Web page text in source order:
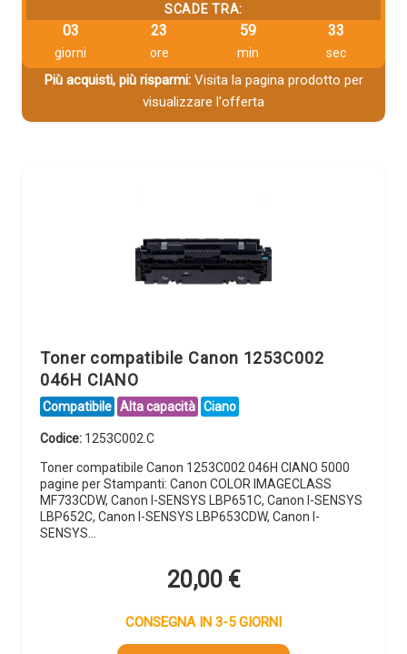
SCADE TRA:
03
giorni
23
ore
59
min
32
sec
Più acquisti, più risparmi:Visita la pagina prodotto per
visualizzare l'offerta
Toner compatibile Canon 1253C002
046H CIANO
Compatibile Alta capacità Ciano
Codice: 1253C002.C
Toner compatibile Canon 1253C002 046H CIANO 5000
pagine per Stampanti: Canon COLOR IMAGECLASS
MF733CDW, Canon I-SENSYS LBP651C, Canon I-SENSYS
LBP652C, Canon I-SENSYS LBP653CDW, Canon I-
SENSYS…
20,00 €
CONSEGNA IN 3-5 GIORNI